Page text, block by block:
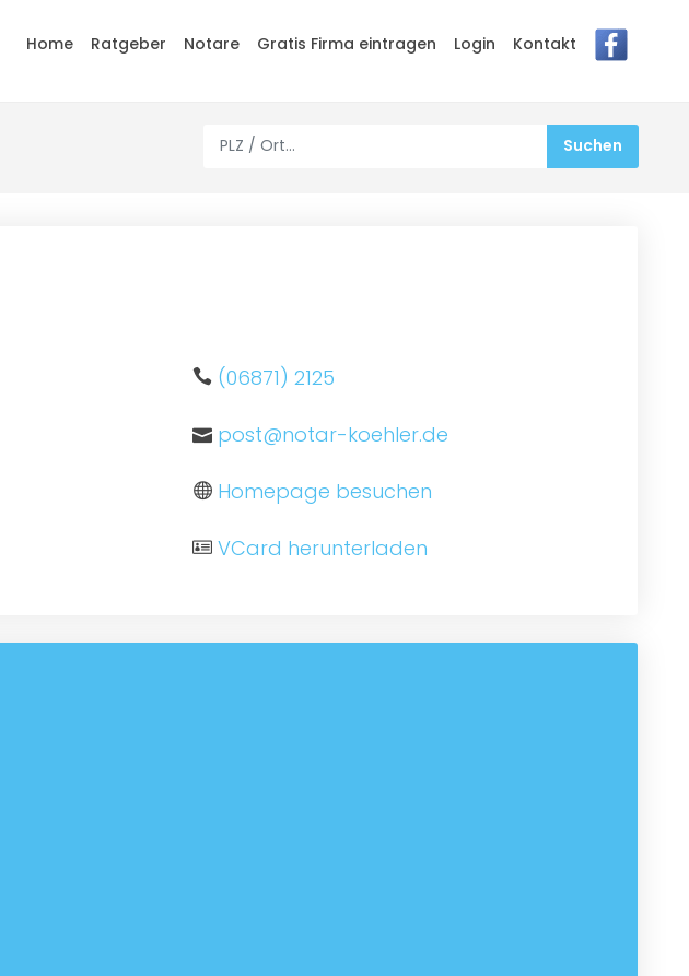
Home Ratgeber Notare Gratis Firma eintragen Login Kontakt
(06871) 2125
post@notar-koehler.de
Homepage besuchen
VCard herunterladen